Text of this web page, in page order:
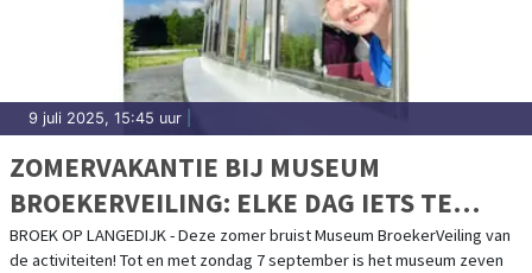
9 juli 2025, 15:45 uur
ZOMERVAKANTIE BIJ MUSEUM
BROEKERVEILING: ELKE DAG IETS TE
BELEVEN!
BROEK OP LANGEDIJK - Deze zomer bruist Museum BroekerVeiling van
de activiteiten! Tot en met zondag 7 september is het museum zeven